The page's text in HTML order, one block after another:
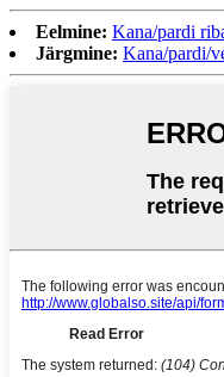
Eelmine: Kana/pardi
Järgmine: Kana/pardi/